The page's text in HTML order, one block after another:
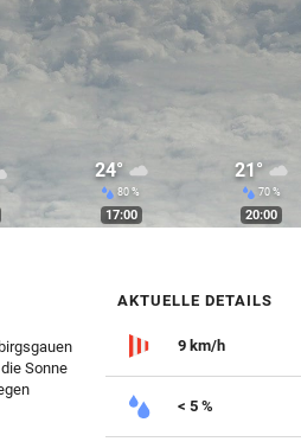
24°
80 %
17:00
21°
70 %
20:00
Sonne
AKTUELLE DETAILS
9 km/h
< 5 %